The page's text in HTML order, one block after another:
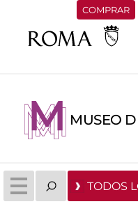
COMPRAR
MUSEO
TODOS